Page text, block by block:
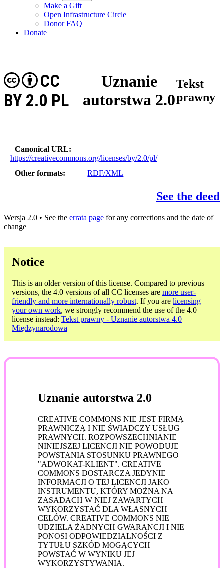
Make a Gift
Open Infrastructure Circle
Donor FAQ
Donate
Uznanie
autorstwa 2.0
CC
BY 2.0 PL
Tekst
prawny
Canonical URL
https://creativecommons.org/licenses/by/2.0/pl/
Other formats
RDF/XML
See the deed
Wersja 2.0 • See the errata page for any corrections and the date of
change
Notice
This is an older version of this license. Compared to previous
versions, the 4.0 versions of all CC licenses are more user-
friendly and more internationally robust. If you are licensing
your own work, we strongly recommend the use of the 4.0
license instead: Tekst prawny - Uznanie autorstwa 4.0
Międzynarodowa
Uznanie autorstwa 2.0
CREATIVE COMMONS NIE JEST FIRMĄ
PRAWNICZĄ I NIE ŚWIADCZY USŁUG
PRAWNYCH. ROZPOWSZECHNIANIE
NINIEJSZEJ LICENCJI NIE POWODUJE
POWSTANIA STOSUNKU PRAWNEGO
"ADWOKAT-KLIENT". CREATIVE
COMMONS DOSTARCZA JEDYNIE
INFORMACJI O TEJ LICENCJI JAKO
INSTRUMENTU, KTÓRY MOŻNA NA
ZASADACH W NIEJ ZAWARTYCH
WYKORZYSTAĆ DLA WŁASNYCH
CELÓW. CREATIVE COMMONS NIE
UDZIELA ŻADNYCH GWARANCJI I NIE
PONOSI ODPOWIEDZIALNOŚCI Z
TYTUŁU SZKÓD MOGĄCYCH
POWSTAĆ W WYNIKU JEJ
WYKORZYSTYWANIA.